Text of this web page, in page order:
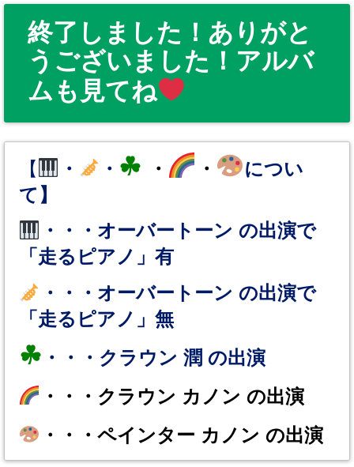
終了しました！ありがと
うございました！アルバ
ムも見てね
【 ・ ・ ☘ ・ ・
につい
て】
・・・オーバートーン の出演で
「走るピアノ」有
・・・オーバートーン の出演で
「走るピアノ」無
☘ ・・・クラウン 潤 の出演
・・・クラウン カノン の出演
・・・ペインター カノン の出演